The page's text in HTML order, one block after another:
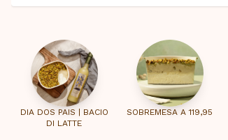
DIA DOS PAIS | BACIO
DI LATTE
SOBREMESA A 119,95